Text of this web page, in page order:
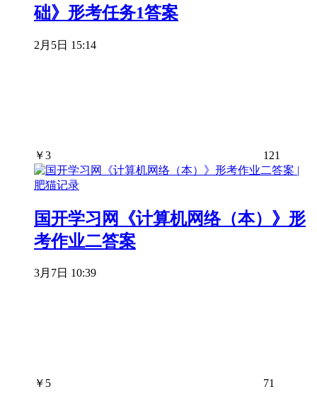
础》形考任务1答案
2月5日 15:14
￥3 121
国开学习网《计算机网络（本）》形
考作业二答案
3月7日 10:39
￥ 5 71